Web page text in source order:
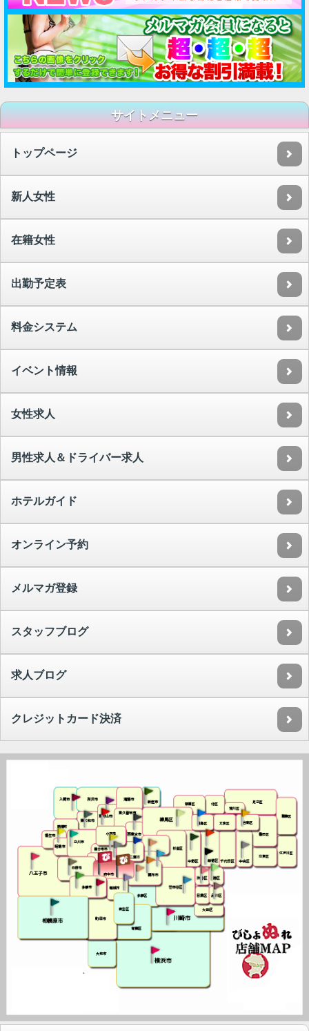
サイトメニュー
トップページ
新人女性
在籍女性
出勤予定表
料金システム
イベント情報
女性求人
男性求人＆ドライバー求人
ホテルガイド
オンライン予約
メルマガ登録
スタッフブログ
求人ブログ
クレジットカード決済